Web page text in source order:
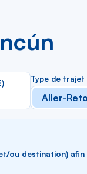
Type de trajet
Aller-
ou destination)